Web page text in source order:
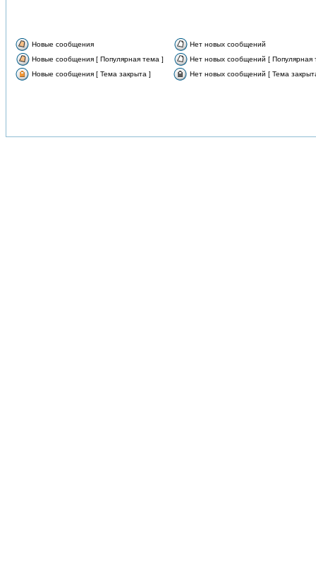
Новые сообщения
Нет новых сообщений
Новые сообщения [ Популярная тема ]
Нет новых сообщений [ Популярная
Новые сообщения [ Тема закрыта ]
Нет новых сообщений [ Тема